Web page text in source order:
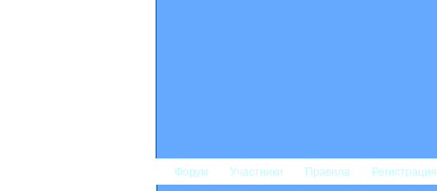
Форум Участники Правила Регистрация